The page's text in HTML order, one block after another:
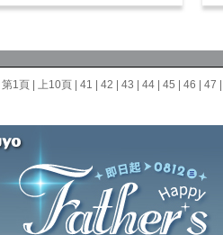
第1頁 上10頁 41 42 43 44 45 46 47